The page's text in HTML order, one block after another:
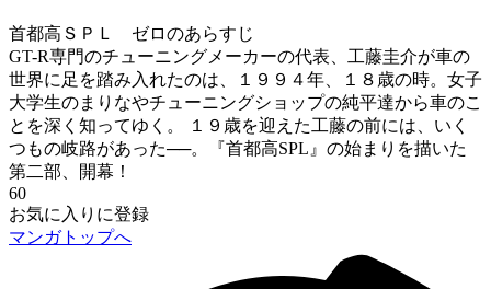
首都高ＳＰＬ ゼロのあらすじ
GT-R専門のチューニングメーカーの代表、工藤圭介が車の
世界に足を踏み入れたのは、１９９４年、１８歳の時。女子
大学生のまりなやチューニングショップの純平達から車のこ
とを深く知ってゆく。 １９歳を迎えた工藤の前には、いく
つもの岐路があった──。『首都高SPL』の始まりを描いた
第二部、開幕！
60
お気に入りに登録
マンガトップへ